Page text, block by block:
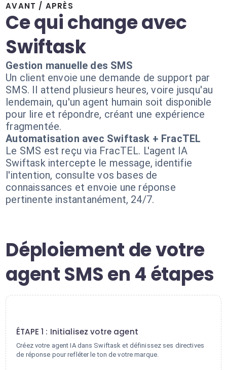
AVANT / APRÈS
Ce qui change avec
Swiftask
Gestion manuelle des SMS
Un client envoie une demande de support par
SMS. Il attend plusieurs heures, voire jusqu'au
lendemain, qu'un agent humain soit disponible
pour lire et répondre, créant une expérience
fragmentée.
Automatisation avec Swiftask + FracTEL
Le SMS est reçu via FracTEL. L'agent IA
Swiftask intercepte le message, identifie
l'intention, consulte vos bases de
connaissances et envoie une réponse
pertinente instantanément, 24/7.
Déploiement de votre
agent SMS en 4 étapes
ÉTAPE 1 : Initialisez votre agent
Créez votre agent IA dans Swiftask et définissez ses directives
de réponse pour refléter le ton de votre marque.